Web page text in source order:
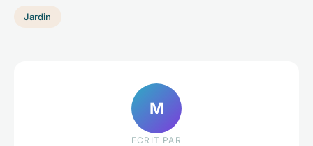
Jardin
M
ECRIT PAR